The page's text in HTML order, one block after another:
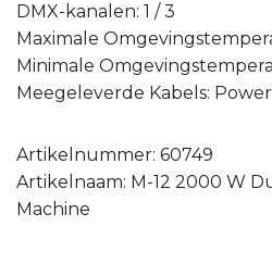
DMX-kanalen: 1 / 3
Maximale
Minimale
Meegeleverde Kabels:
Artikelnummer: 60749
Artikelnaam: M-12 2000 W
Machine